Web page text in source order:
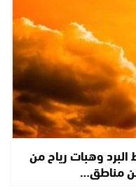
وهبات رياح من
من مناطق…